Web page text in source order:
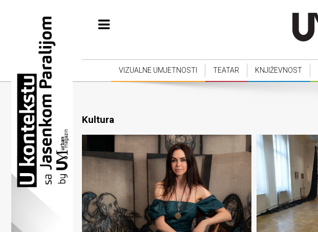
Vizualne
umjetnosti
Teatar
Književnost
Muzika
Film
Intervju
Kolumne
VIZUALNE UMJETNOSTI TEATAR KNJIŽEVNOST
Kultura